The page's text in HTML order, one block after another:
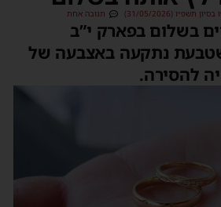
תשפ״ו (31/05/2026) תגובה אחת
בשלום בפארק י”ב
נתקעה באצבעה של
להסירה.